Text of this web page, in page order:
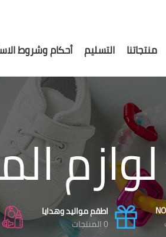
منتجاتنا التسليم أحكام وشروط
لوازم
اطقم مواليد وهدايا
0 المنتجات